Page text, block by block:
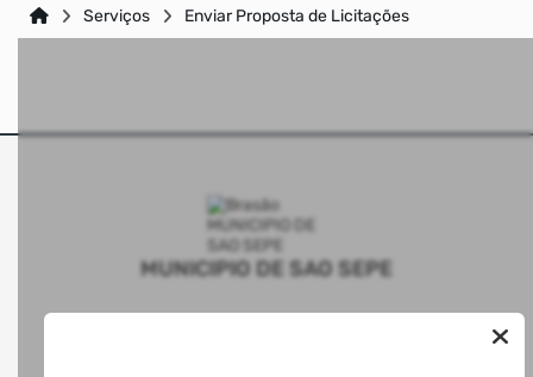
Transparência
Serviços Enviar Proposta de Licitações
MUNICIPIO DE SAO SEPE